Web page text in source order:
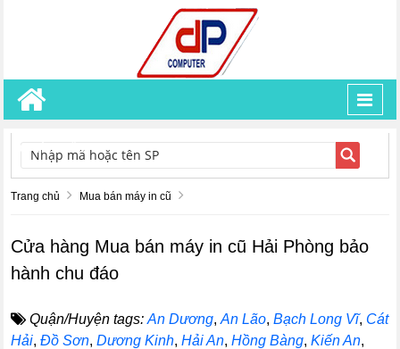
TÌM KIẾM
Trang chủ Mua bán máy in cũ
Cửa hàng Mua bán máy in cũ Hải Phòng bảo
hành chu đáo
Quận/Huyện tags: An Dương,An Lão,Bạch Long Vĩ, Cát
Hải,Đồ Sơn,Dương Kinh,Hải An,Hồng Bàng,Kiến An,